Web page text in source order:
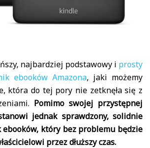
najbardziej podstawowy i prosty
ebooków Amazona, jaki możemy
która do tej pory nie zetknęła się z
Pomimo swojej przystępnej
jednak sprawdzony, solidnie
który bez problemu będzie
przez dłuższy czas.